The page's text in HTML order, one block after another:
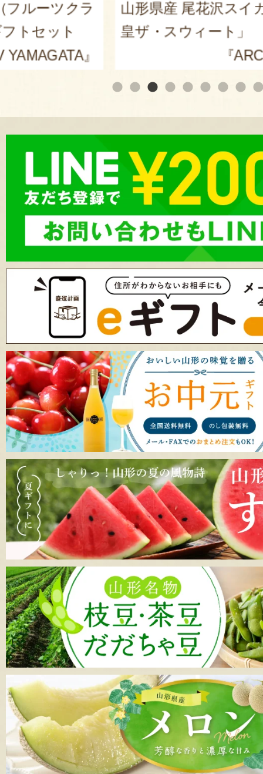
ーツクラ
ット
』
山形県産 尾花沢スイカ
皇ザ・スウィート」
『ARCO